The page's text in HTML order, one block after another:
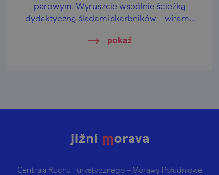
parowym. Wyruszcie wspólnie ścieżką
dydaktyczną śladami skarbników – witamy
górniczego!
pokaż
Centrala Ruchu Turystycznego – Morawy Południowe